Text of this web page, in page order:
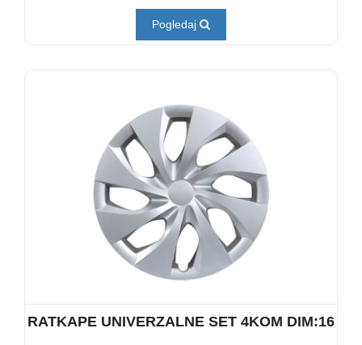
Pogledaj
RATKAPE UNIVERZALNE SET 4KOM DIM:16